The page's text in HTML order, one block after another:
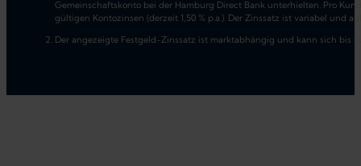
Gemeinschaftskonto bei der Hamburg Direct Bank unterhielten. Pro
gültigen Kontozinsen (derzeit 1,50 % p.a.). Der Zinssatz ist variabel und
Der angezeigte Festgeld-Zinssatz ist marktabhängig und kann sich bis